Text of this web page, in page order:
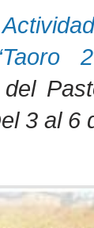
del
3 al 6